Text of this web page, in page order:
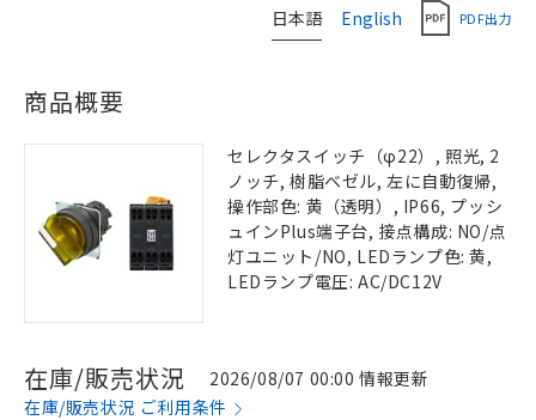
日本語 English PDF出力
商品概要
セレクタスイッチ（φ22）, 照光, 2
ノッチ, 樹脂ベゼル, 左に自動復帰,
操作部色: 黄（透明）, IP66, プッシ
ュインPlus端子台, 接点構成: NO/点
灯ユニット/NO, LEDランプ色: 黄,
LEDランプ電圧: AC/DC12V
在庫/販売状況
2026/08/07 00:00 情報更新
在庫/販売状況 ご利用条件